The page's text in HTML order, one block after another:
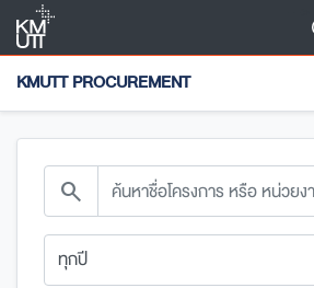
KMUTT PROCUREMENT
search